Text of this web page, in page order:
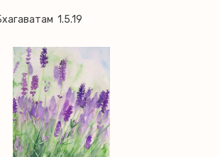
1.5.19